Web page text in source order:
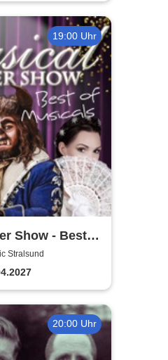
19:00 Uhr
Show - Best
Stralsund
20:00 Uhr